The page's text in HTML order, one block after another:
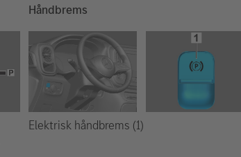
Håndbrems
Elektrisk håndbrems (1)